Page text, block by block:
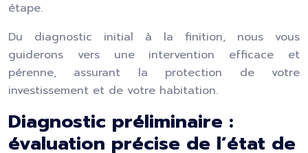
étape.
Du diagnostic initial à la finition, nous vous
guiderons vers une intervention efficace et
pérenne, assurant la protection de votre
investissement et de votre habitation.
Diagnostic préliminaire :
évaluation précise de l’état de